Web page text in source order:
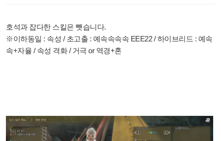
호석과 잡다한 스킬은 뺏습니다.
※이하동일 : 속성 / 초고출 : 예속속속속 EEE22 / 하이브리드 : 예속
속+자율 / 속성 격화 / 거극 or 역경+혼